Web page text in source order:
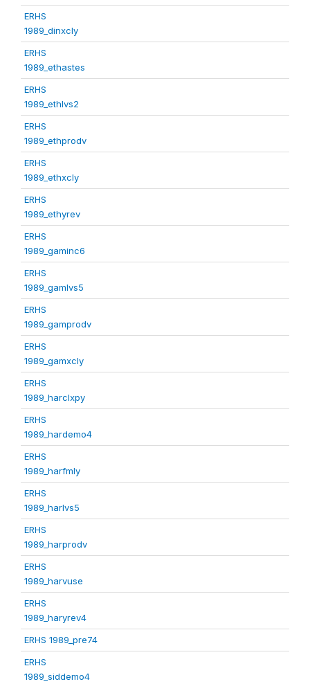
ERHS
1989_dinxcly
ERHS
1989_ethastes
ERHS
1989_ethlvs2
ERHS
1989_ethprodv
ERHS
1989_ethxcly
ERHS
1989_ethyrev
ERHS
1989_gaminc6
ERHS
1989_gamlvs5
ERHS
1989_gamprodv
ERHS
1989_gamxcly
ERHS
1989_harclxpy
ERHS
1989_hardemo4
ERHS
1989_harfmly
ERHS
1989_harlvs5
ERHS
1989_harprodv
ERHS
1989_harvuse
ERHS
1989_haryrev4
ERHS 1989_pre74
ERHS
1989_siddemo4